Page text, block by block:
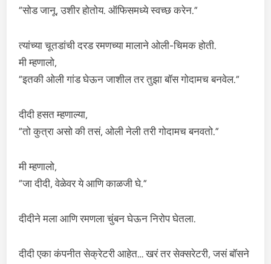
“सोड जानू, उशीर होतोय. ऑफिसमध्ये स्वच्छ करेन.”
त्यांच्या चूतडांची दरड रमणच्या मालाने ओली-चिमक होती.
मी म्हणालो,
“इतकी ओली गांड घेऊन जाशील तर तुझा बॉस गोदामच बनवेल.”
दीदी हसत म्हणाल्या,
“तो कुत्रा असो की तसं, ओली नेली तरी गोदामच बनवतो.”
मी म्हणालो,
“जा दीदी, वेळेवर ये आणि काळजी घे.”
दीदीने मला आणि रमणला चुंबन घेऊन निरोप घेतला.
दीदी एका कंपनीत सेक्रेटरी आहेत… खरं तर सेक्सरेटरी, जसं बॉसने